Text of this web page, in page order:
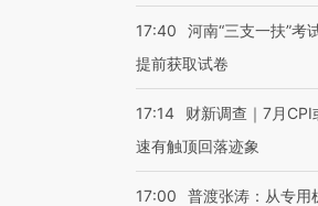
17:40
河南“三支一扶”考
提前获取试卷
17:14
财新调查｜7月
速有触顶回落迹象
17:00
普渡张涛：从专用